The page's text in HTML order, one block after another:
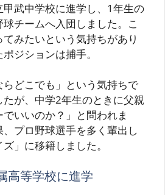
武中学校に進学し、1年生の
チームへ入団しました。こ
みたいという気持ちがあり
ジションは捕手。
らどこでも」という気持ちで
が、中学2年生のときに父親
いいのか？」と問われま
プロ野球選手を多く輩出し
」に移籍しました。
高等学校に進学